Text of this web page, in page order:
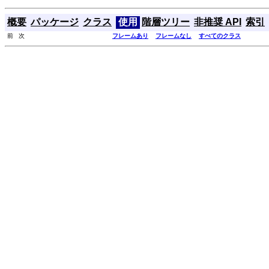
概要 パッケージ クラス 使用 階層ツリー 非推奨 API 索引
前 次 フレームあり フレームなし すべてのクラス